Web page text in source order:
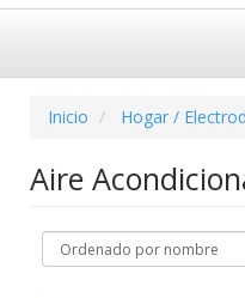
Inicio Hogar /
Aire